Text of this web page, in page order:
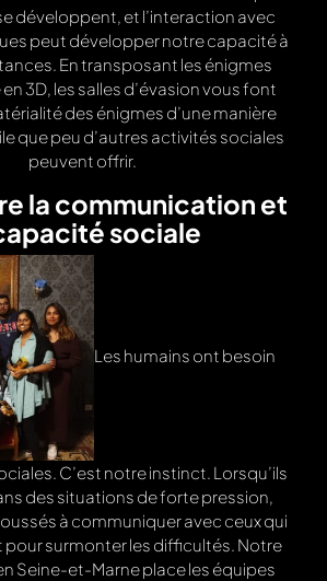
développent, et l’interaction avec
peut développer notre capacité à
En transposant les énigmes
3D, les salles d’évasion vous font
des énigmes d’une manière
que peu d’autres activités sociales
peuvent offrir.
la communication et
sociale
Les humains ont besoin
C’est notre instinct. Lorsqu’ils
des situations de forte pression,
à communiquer avec ceux qui
surmonter les difficultés. Notre
Seine-et-Marne place les équipes